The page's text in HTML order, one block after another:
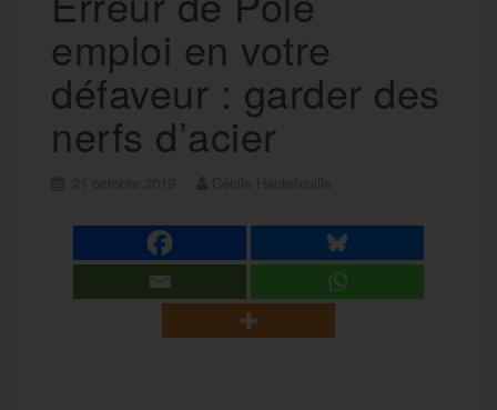
emploi en votre
défaveur : garder des
nerfs d’acier